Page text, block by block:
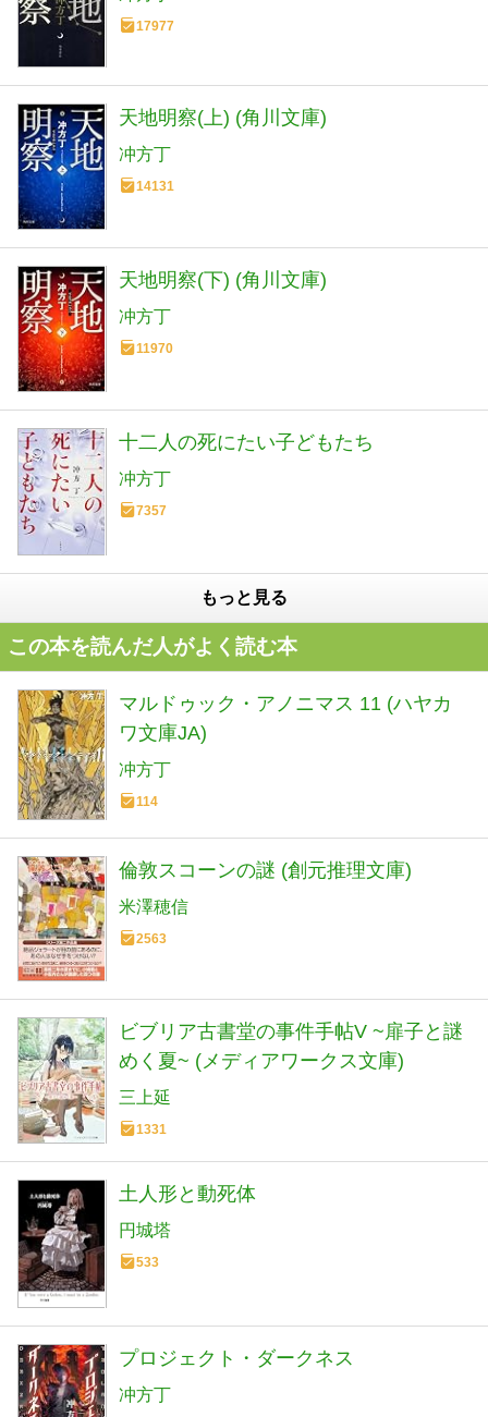
17977
天地明察(上) (角川文庫)
冲方丁
14131
天地明察(下) (角川文庫)
冲方丁
11970
十二人の死にたい子どもたち
冲方丁
7357
もっと見る
この本を読んだ人がよく読む本
マルドゥック・アノニマス 11 (ハヤカ
ワ文庫JA)
冲方丁
114
倫敦スコーンの謎 (創元推理文庫)
米澤穂信
2563
ビブリア古書堂の事件手帖V ~扉子と謎
めく夏~ (メディアワークス文庫)
三上延
1331
土人形と動死体
円城塔
533
プロジェクト・ダークネス
冲方丁